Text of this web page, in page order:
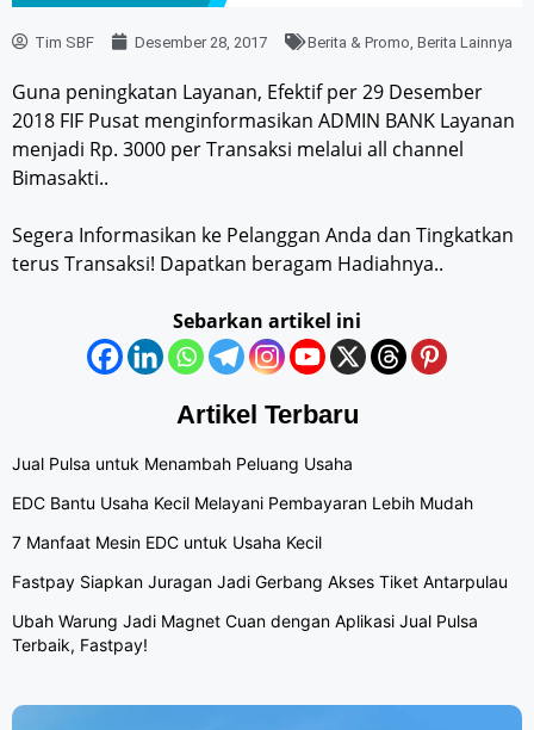
Tim SBF Desember 28, 2017 Berita & Promo Berita Lainnya
Guna peningkatan Layanan, Efektif per 29 Desember
2018 FIF Pusat menginformasikan ADMIN BANK Layanan
menjadi Rp. 3000 per Transaksi melalui all channel
Bimasakti..
Segera Informasikan ke Pelanggan Anda dan Tingkatkan
terus Transaksi! Dapatkan beragam Hadiahnya..
Sebarkan artikel ini
Artikel Terbaru
Jual Pulsa untuk Menambah Peluang Usaha
EDC Bantu Usaha Kecil Melayani Pembayaran Lebih Mudah
7 Manfaat Mesin EDC untuk Usaha Kecil
Fastpay Siapkan Juragan Jadi Gerbang Akses Tiket Antarpulau
Ubah Warung Jadi Magnet Cuan dengan Aplikasi Jual Pulsa
Terbaik, Fastpay!